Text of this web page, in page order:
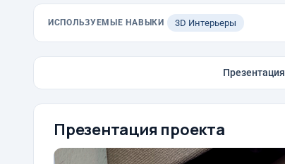
ИСПОЛЬЗУЕМЫЕ НАВЫКИ 3D Интерьеры
Презентация
Презентация проекта